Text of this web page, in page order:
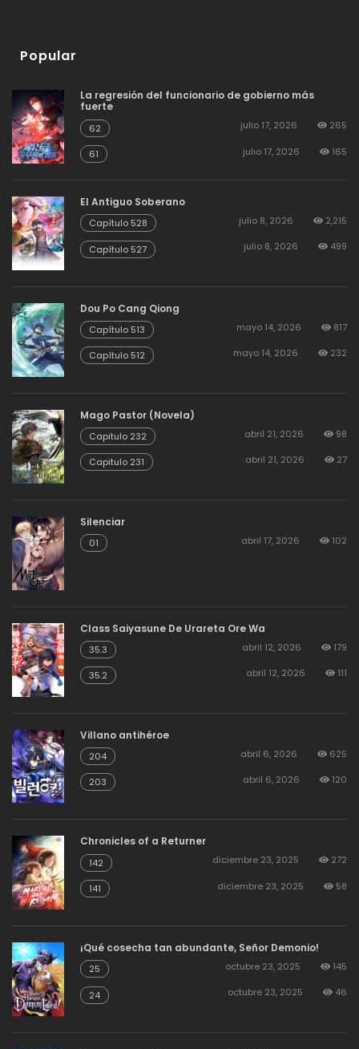
Popular
La regresión del funcionario de gobierno más
fuerte
62 julio 17, 2026 265
61 julio 17, 2026 165
El Antiguo Soberano
Capítulo 528 julio 8, 2026 2,215
Capítulo 527 julio 8, 2026 499
Dou Po Cang Qiong
Capítulo 513 mayo 14, 2026 817
Capítulo 512 mayo 14, 2026 232
Mago Pastor (Novela)
Capitulo 232 abril 21, 2026 98
Capitulo 231 abril 21, 2026 27
Silenciar
01 abril 17, 2026 102
Class Saiyasune De Urareta Ore Wa
35.3 abril 12, 2026 179
35.2 abril 12, 2026 111
Villano antihéroe
204 abril 6, 2026 625
203 abril 6, 2026 120
Chronicles of a Returner
142 diciembre 23, 2025 272
141 diciembre 23, 2025 58
¡Qué cosecha tan abundante, Señor Demonio!
25 octubre 23, 2025 145
24 octubre 23, 2025 46